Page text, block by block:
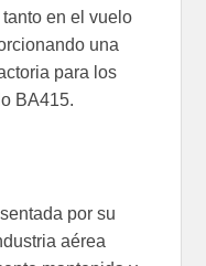
en el vuelo
una
para los
BA415.
por su
aérea